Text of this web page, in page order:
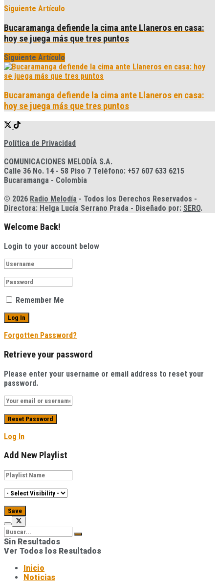
Siguiente Artículo
Bucaramanga defiende la cima ante Llaneros en casa:
hoy se juega más que tres puntos
Siguiente Artículo
Bucaramanga defiende la cima ante Llaneros en casa:
hoy se juega más que tres puntos
Política de Privacidad
COMUNICACIONES MELODÍA S.A.
Calle 36 No. 14 - 58 Piso 7 Teléfono: +57 607 633 6215
Bucaramanga - Colombia
© 2026 Radio Melodía - Todos los Derechos Reservados -
Directora: Helga Lucía Serrano Prada - Diseñado por: SERO.
Welcome Back!
Login to your account below
Remember Me
Forgotten Password?
Retrieve your password
Please enter your username or email address to reset your
password.
Log In
Add New Playlist
Sin Resultados
Ver Todos los Resultados
Inicio
Noticias